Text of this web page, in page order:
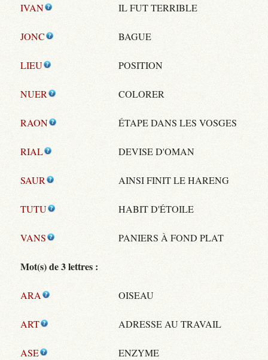
IVAN IL FUT TERRIBLE
JONC BAGUE
LIEU POSITION
NUER COLORER
RAON ÉTAPE DANS LES VOSGES
RIAL DEVISE D'OMAN
SAUR AINSI FINIT LE HARENG
TUTU HABIT D'ÉTOILE
VANS PANIERS À FOND PLAT
Mot(s) de 3 lettres :
ARA OISEAU
ART ADRESSE AU TRAVAIL
ASE ENZYME